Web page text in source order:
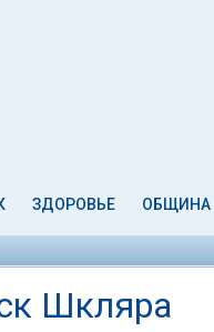
ЗДОРОВЬЕ ОБЩИНА
Шкляра